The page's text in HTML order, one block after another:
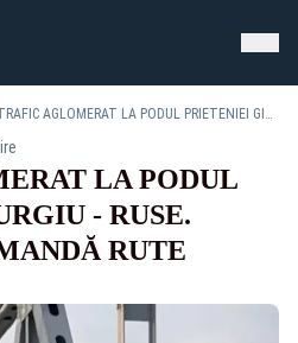
TRAFIC AGLOMERAT LA PODUL PRIETENIEI GIURGIU - RUSE. POLIȚIA RECOMANDĂ RUTE ALTERVATIVE
LA PODUL
- RUSE.
RUTE